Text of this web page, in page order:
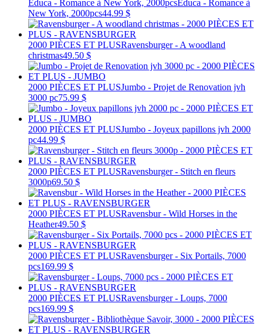
Educa - Romance à New York, 2000pcsEduca - Romance à
New York, 2000pcs44.99 $
2000 PIÈCES ET PLUSRavensburger - A woodland
christmas49.50 $
2000 PIÈCES ET PLUSJumbo - Projet de Renovation jvh
3000 pc75.99 $
2000 PIÈCES ET PLUSJumbo - Joyeux papillons jvh 2000
pc44.99 $
2000 PIÈCES ET PLUSRavensburger - Stitch en fleurs
3000p69.50 $
2000 PIÈCES ET PLUSRavensbur - Wild Horses in the
Heather49.50 $
2000 PIÈCES ET PLUSRavensburger - Six Portails, 7000
pcs169.99 $
2000 PIÈCES ET PLUSRavensburger - Loups, 7000
pcs169.99 $